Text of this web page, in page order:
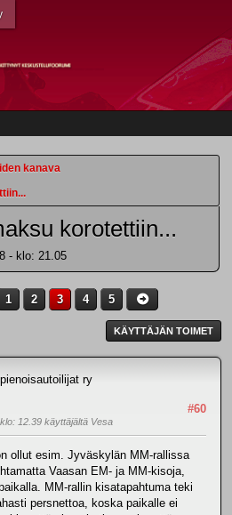
kanava
korotettiin...
- klo: 21.05
1 2 3 4 5
KÄYTTÄJÄN TOIMET
ry
#60
12.39 käyttäjältä Vesa
ollut esim. Jyväskylän MM-rallissa
Vaasan EM- ja MM-kisoja,
MM-rallin kisatapahtuma teki
persnettoa, koska paikalle ei